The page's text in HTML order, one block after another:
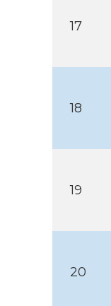
17
18
19
20